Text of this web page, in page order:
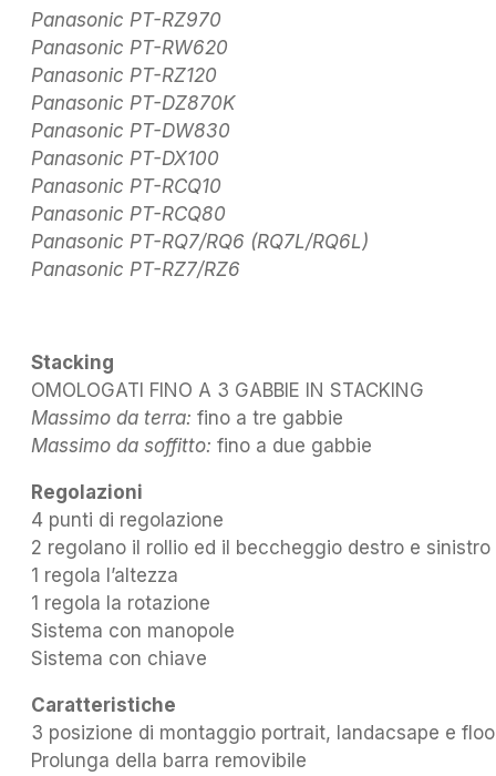
Panasonic PT-RZ970
Panasonic PT-RW620
Panasonic PT-RZ120
Panasonic PT-DZ870K
Panasonic PT-DW830
Panasonic PT-DX100
Panasonic PT-RCQ10
Panasonic PT-RCQ80
Panasonic PT-RQ7/RQ6 (RQ7L/RQ6L)
Panasonic PT-RZ7/RZ6
Stacking
OMOLOGATI FINO A 3 GABBIE IN STACKING
Massimo da terra: fino a tre gabbie
Massimo da soffitto: fino a due gabbie
Regolazioni
4 punti di regolazione
2 regolano il rollio ed il beccheggio destro e sinistro
1 regola l’altezza
1 regola la rotazione
Sistema con manopole
Sistema con chiave
Caratteristiche
3 posizione di montaggio portrait, landacsape e
Prolunga della barra removibile